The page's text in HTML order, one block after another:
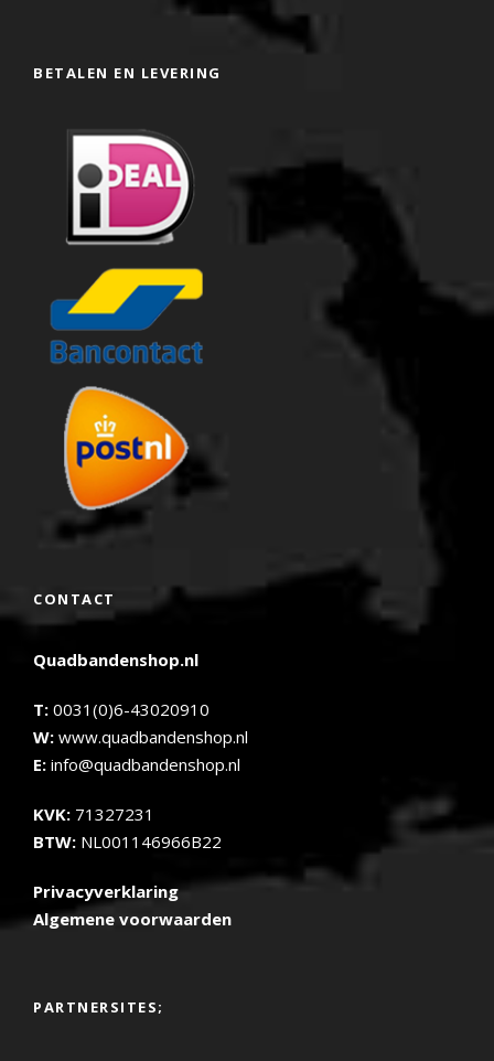
BETALEN EN LEVERING
CONTACT
Quadbandenshop.nl
T: 0031(0)6-43020910
W: www.quadbandenshop.nl
E: info@quadbandenshop.nl
KVK: 71327231
BTW: NL001146966B22
Privacyverklaring
Algemene voorwaarden
PARTNERSITES;